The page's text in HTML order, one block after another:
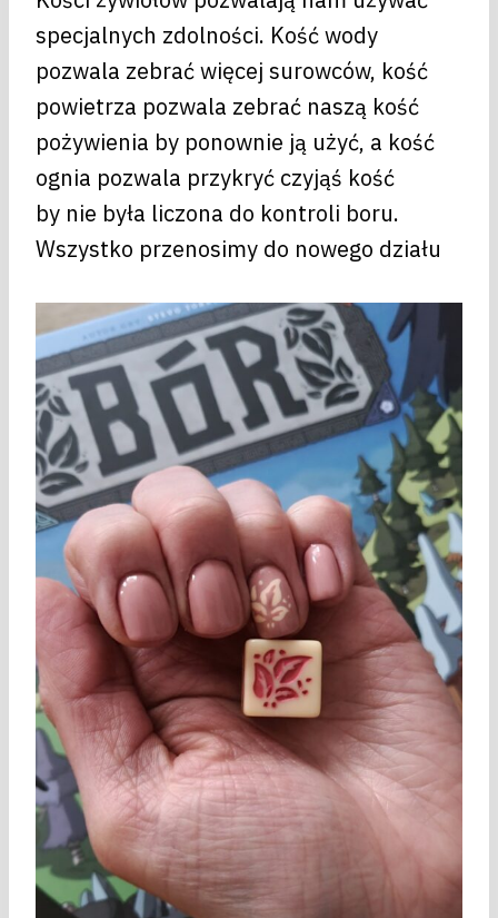
specjalnych zdolności. Kość wody
pozwala zebrać więcej surowców, kość
powietrza pozwala zebrać naszą kość
pożywienia by ponownie ją użyć, a kość
ognia pozwala przykryć czyjąś kość
by nie była liczona do kontroli boru.
Wszystko przenosimy do nowego działu